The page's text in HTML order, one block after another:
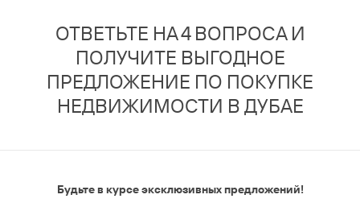
ОТВЕТЬТЕ НА 4 ВОПРОСА И
ПОЛУЧИТЕ ВЫГОДНОЕ
ПРЕДЛОЖЕНИЕ ПО ПОКУПКЕ
НЕДВИЖИМОСТИ В ДУБАЕ
Будьте в курсе эксклюзивных предложений!